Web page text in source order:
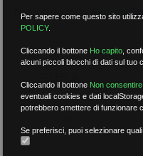
Nessun risultato.Rimuovi
Per sapere come questo sito
POLICY.
Cliccando il bottone Ho capito ,
alcuni piccoli blocchi di dati sul tuo
Cliccando il bottone Non
eventuali cookies e dati
potrebbero smettere di funzionare
Se preferisci, puoi selezionare